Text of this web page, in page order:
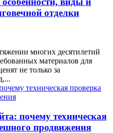
отделки
многих десятилетий
материалов для
не только за
почему техническая
продвижения